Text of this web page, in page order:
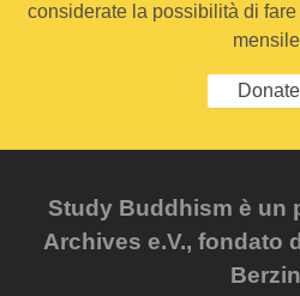
considerate la possibilità di
Donate
Study Buddhism è un
Archives e.V., fondato